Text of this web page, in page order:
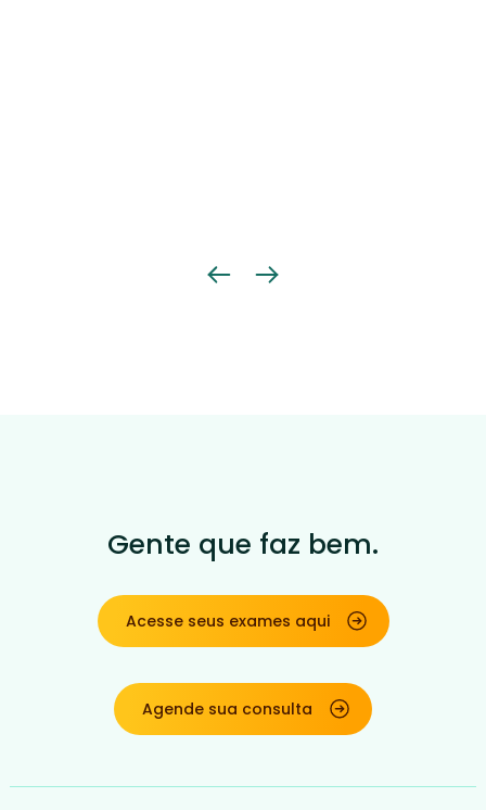
Gente que faz bem.
Acesse seus exames aqui
Agende sua consulta